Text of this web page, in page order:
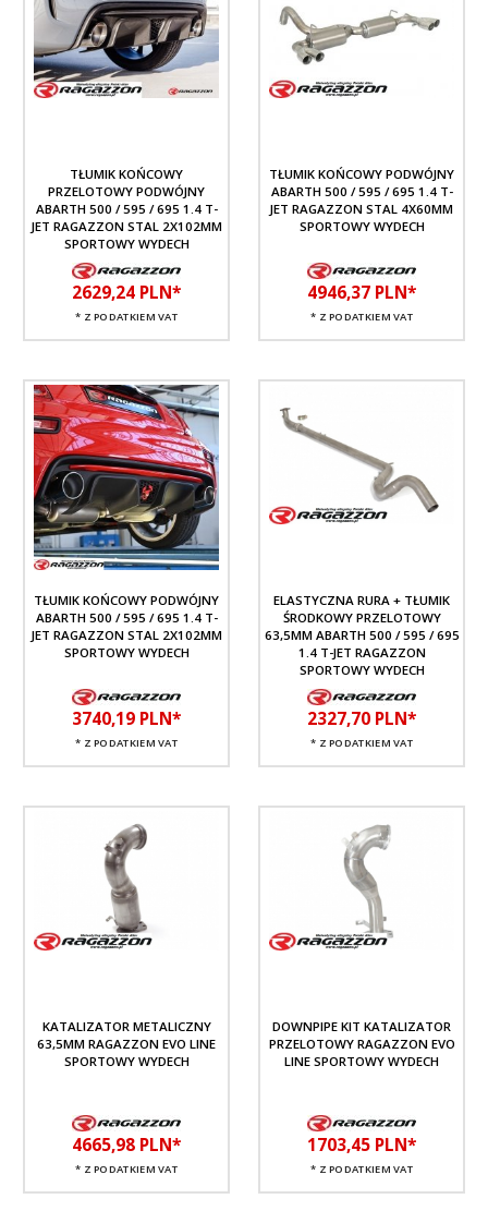
TŁUMIK KOŃCOWY
PRZELOTOWY PODWÓJNY
ABARTH 500 / 595 / 695 1.4 T-
JET RAGAZZON STAL 2X102MM
SPORTOWY WYDECH
2629,24 PLN*
* Z PODATKIEM VAT
TŁUMIK KOŃCOWY PODWÓJNY
ABARTH 500 / 595 / 695 1.4 T-
JET RAGAZZON STAL 4X60MM
SPORTOWY WYDECH
4946,37 PLN*
* Z PODATKIEM VAT
TŁUMIK KOŃCOWY PODWÓJNY
ABARTH 500 / 595 / 695 1.4 T-
JET RAGAZZON STAL 2X102MM
SPORTOWY WYDECH
3740,19 PLN*
* Z PODATKIEM VAT
ELASTYCZNA RURA + TŁUMIK
ŚRODKOWY PRZELOTOWY
63,5MM ABARTH 500 / 595 / 695
1.4 T-JET RAGAZZON
SPORTOWY WYDECH
2327,70 PLN*
* Z PODATKIEM VAT
KATALIZATOR METALICZNY
63,5MM RAGAZZON EVO LINE
SPORTOWY WYDECH
4665,98 PLN*
* Z PODATKIEM VAT
DOWNPIPE KIT KATALIZATOR
PRZELOTOWY RAGAZZON EVO
LINE SPORTOWY WYDECH
1703,45 PLN*
* Z PODATKIEM VAT